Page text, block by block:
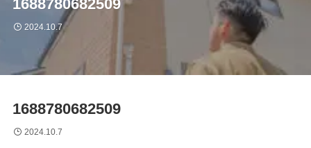
1688780682509
2024.10.7
1688780682509
2024.10.7